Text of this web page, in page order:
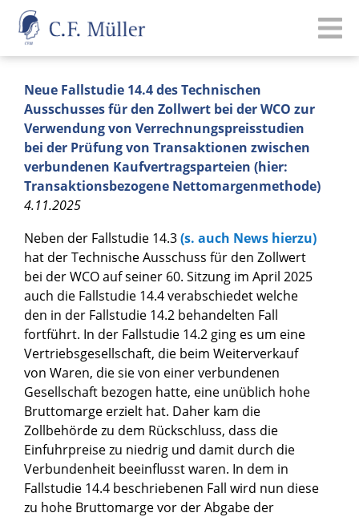
Neue Fallstudie 14.4 des Technischen
Ausschusses für den Zollwert bei der WCO zur
Verwendung von Verrechnungspreisstudien
bei der Prüfung von Transaktionen zwischen
verbundenen Kaufvertragsparteien (hier:
Transaktionsbezogene Nettomargenmethode)
4.11.2025
Neben der Fallstudie 14.3(s. auch News hierzu)
hat der Technische Ausschuss für den Zollwert
bei der WCO auf seiner 60. Sitzung im April 2025
auch die Fallstudie 14.4 verabschiedet welche
den in der Fallstudie 14.2 behandelten Fall
fortführt. In der Fallstudie 14.2 ging es um eine
Vertriebsgesellschaft, die beim Weiterverkauf
von Waren, die sie von einer verbundenen
Gesellschaft bezogen hatte, eine unüblich hohe
Bruttomarge erzielt hat. Daher kam die
Zollbehörde zu dem Rückschluss, dass die
Einfuhrpreise zu niedrig und damit durch die
Verbundenheit beeinflusst waren. In dem in
Fallstudie 14.4 beschriebenen Fall wird nun diese
zu hohe Bruttomarge vor der Abgabe der